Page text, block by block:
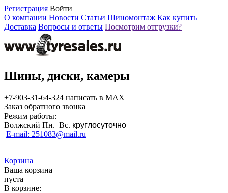
Регистрация Войти
О компании Новости Статьи Шиномонтаж Как купить
Доставка Вопросы и ответы Посмотрим отгрузки?
Шины, диски, камеры
+7-903-31-64-324 написать в MAX
Заказ обратного звонка
Режим работы:
Волжский Пн.–Вс. круглосуточно
E-mail: 251083@mail.ru
Корзина
Ваша корзина
пуста
В корзине: